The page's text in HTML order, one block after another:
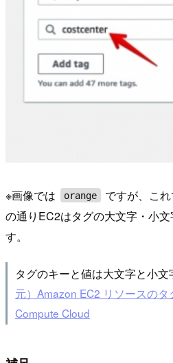
※画像では orange
ですが、こ
の通りEC2はタグの大文字・小
す。
タグのキーと値は大文字と小文
元）Amazon EC2 リソースの
Compute Cloud